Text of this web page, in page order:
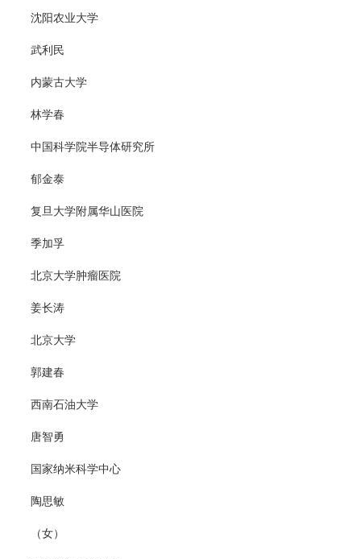
沈阳农业大学
武利民
内蒙古大学
林学春
中国科学院半导体研究所
郁金泰
复旦大学附属华山医院
季加孚
北京大学肿瘤医院
姜长涛
北京大学
郭建春
西南石油大学
唐智勇
国家纳米科学中心
陶思敏
（女）